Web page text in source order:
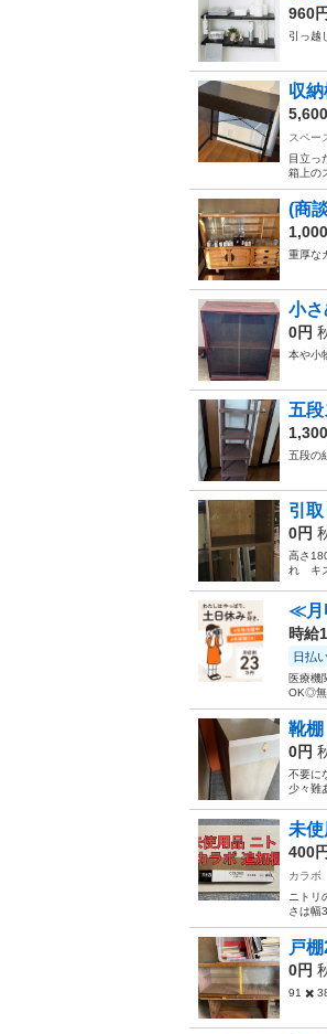
960
引っ越
収納
スペー
目立っ
箱上の
(商
重厚な
小さ
0円
本や小
五
五段の
引
0円
高さ
れ キ
≪月
時給
日払
医療機
OK◎無
靴棚
0円
不要に
少々難
未
400
カラボ
ニトリ
さは幅
戸
0円
91 ✖️